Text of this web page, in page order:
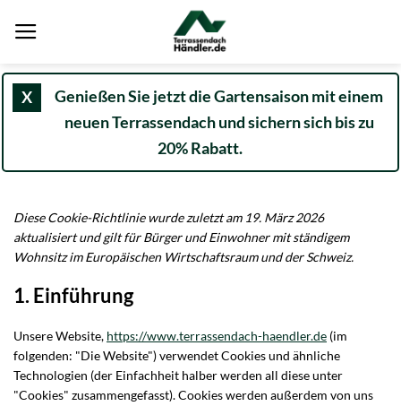
Inhalt
X
Genießen Sie jetzt die Gartensaison mit einem
neuen Terrassendach und sichern sich bis zu
20% Rabatt.
Diese Cookie-Richtlinie wurde zuletzt am 19. März 2026
aktualisiert und gilt für Bürger und Einwohner mit ständigem
Wohnsitz im Europäischen Wirtschaftsraum und der Schweiz.
1. Einführung
Unsere Website, https://www.terrassendach-haendler.de (im
folgenden: "Die Website") verwendet Cookies und ähnliche
Technologien (der Einfachheit halber werden all diese unter
"Cookies" zusammengefasst). Cookies werden außerdem von uns